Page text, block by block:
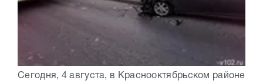
Сегодня, 4 августа, в Краснооктябрьском районе